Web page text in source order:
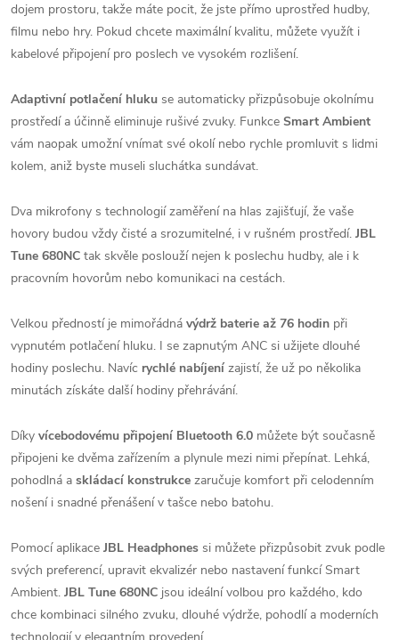
dojem prostoru, takže máte pocit, že jste přímo uprostřed hudby,
filmu nebo hry. Pokud chcete maximální kvalitu, můžete využít i
kabelové připojení pro poslech ve vysokém rozlišení.
Adaptivní potlačení hluku se automaticky přizpůsobuje okolnímu
prostředí a účinně eliminuje rušivé zvuky. Funkce Smart Ambient
vám naopak umožní vnímat své okolí nebo rychle promluvit s lidmi
kolem, aniž byste museli sluchátka sundávat.
Dva mikrofony s technologií zaměření na hlas zajišťují, že vaše
hovory budou vždy čisté a srozumitelné, i v rušném prostředí. JBL
Tune 680NC tak skvěle poslouží nejen k poslechu hudby, ale i k
pracovním hovorům nebo komunikaci na cestách.
Velkou předností je mimořádná výdrž baterie až 76 hodin při
vypnutém potlačení hluku. I se zapnutým ANC si užijete dlouhé
hodiny poslechu. Navíc rychlé nabíjení zajistí, že už po několika
minutách získáte další hodiny přehrávání.
Díky vícebodovému připojení Bluetooth 6.0 můžete být současně
připojeni ke dvěma zařízením a plynule mezi nimi přepínat. Lehká,
pohodlná a skládací konstrukce zaručuje komfort při celodenním
nošení i snadné přenášení v tašce nebo batohu.
Pomocí aplikace JBL Headphones si můžete přizpůsobit zvuk podle
svých preferencí, upravit ekvalizér nebo nastavení funkcí Smart
Ambient. JBL Tune 680NC jsou ideální volbou pro každého, kdo
chce kombinaci silného zvuku, dlouhé výdrže, pohodlí a moderních